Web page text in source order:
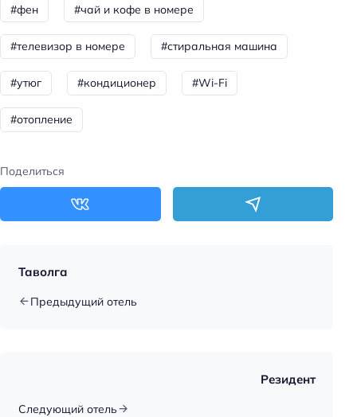
Доступность входа на инвалидной коляске:
Доступность помещения на инвалидной коляске:
недоступно
Парковка
Парковка
Главное
Парковка
#фен #чай и кофе в номере
#телевизор в номере #стиральная машина
#утюг #кондиционер #Wi-Fi
#отопление
Поделиться
Таволга
Предыдущий отель
Резидент
Следующий отель